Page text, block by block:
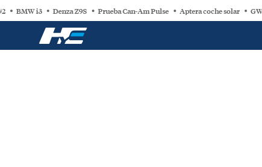
BMW i3 Denza Z9S Prueba Can-Am Pulse Aptera coche solar